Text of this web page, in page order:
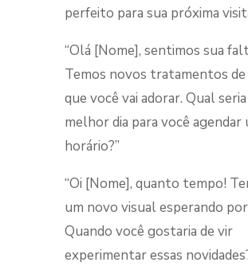
perfeito para sua próxima
“Olá [Nome], sentimos sua
Temos novos tratamentos de
que você vai adorar. Qual
melhor dia para você agendar
horário?”
“Oi [Nome], quanto tempo!
um novo visual esperando
Quando você gostaria de vir
experimentar essas